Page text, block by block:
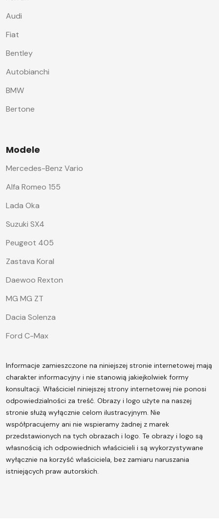
Audi
Fiat
Bentley
Autobianchi
BMW
Bertone
Modele
Mercedes-Benz Vario
Alfa Romeo 155
Lada Oka
Suzuki SX4
Peugeot 405
Zastava Koral
Daewoo Rexton
MG MG ZT
Dacia Solenza
Ford C-Max
Informacje zamieszczone na niniejszej stronie internetowej mają
charakter informacyjny i nie stanowią jakiejkolwiek formy
konsultacji. Właściciel niniejszej strony internetowej nie ponosi
odpowiedzialności za treść. Obrazy i logo użyte na naszej
stronie służą wyłącznie celom ilustracyjnym. Nie
współpracujemy ani nie wspieramy żadnej z marek
przedstawionych na tych obrazach i logo. Te obrazy i logo są
własnością ich odpowiednich właścicieli i są wykorzystywane
wyłącznie na korzyść właściciela, bez zamiaru naruszania
istniejących praw autorskich.